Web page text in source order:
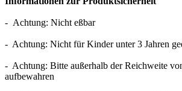
- Achtung: Nicht eßbar
- Achtung: Nicht für Kinder unter 3 Jahren
- Achtung: Bitte außerhalb der Reichweite
aufbewahren